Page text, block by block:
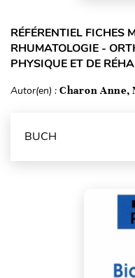
RÉFÉRENTIEL FICHES
RHUMATOLOGIE -
PHYSIQUE ET DE
Autor(en) : Charon Anne,
BUCH